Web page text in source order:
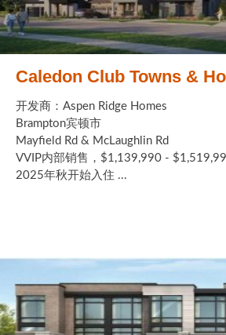
Caledon Club Towns &
开发商：Aspen Ridge Homes
Brampton宾顿市
Mayfield Rd & McLaughlin Rd
VVIP内部销售，$1,139,990 -
2025年秋开始入住 ...